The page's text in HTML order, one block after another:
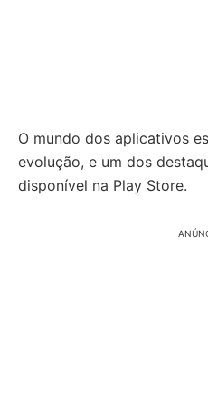
O mundo dos aplicativos
evolução, e um dos
disponível na Play Store.